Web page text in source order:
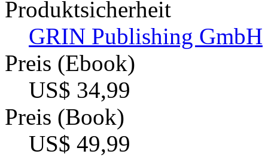
Produktsicherheit
GRIN Publishing GmbH
Preis (Ebook)
US$ 34,99
Preis (Book)
US$ 49,99